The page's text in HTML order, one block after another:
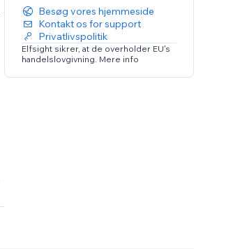
Besøg vores hjemmeside
Kontakt os for support
Privatlivspolitik
Elfsight sikrer, at de overholder EU's
handelslovgivning. Mere info